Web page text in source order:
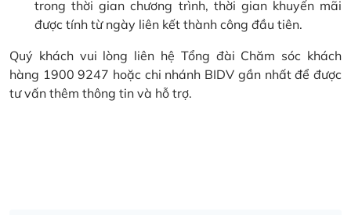
trong thời gian chương trình, thời gian khuyến mãi
được tính từ ngày liên kết thành công đầu tiên.
Quý khách vui lòng liên hệ Tổng đài Chăm sóc khách
hàng 1900 9247 hoặc chi nhánh BIDV gần nhất để được
tư vấn thêm thông tin và hỗ trợ.